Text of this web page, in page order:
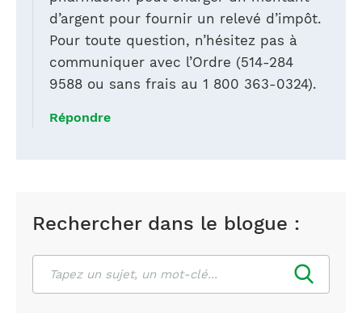
Rechercher dans le blogue :
d’argent pour fournir un relevé d’impôt.
Pour toute question, n’hésitez pas à
communiquer avec l’Ordre (514-284
9588 ou sans frais au 1 800 363-0324).
Répondre